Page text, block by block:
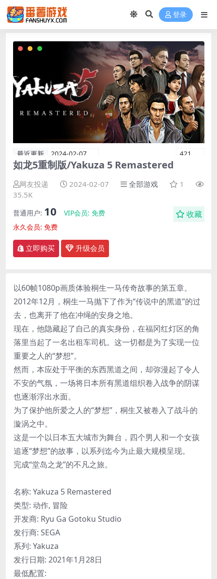
登录
最近更新 2024-02-07 421
如龙5重制版/Yakuza 5 Remastered
网友投递 2024-02-07 全部游戏
1
35.5K
普通用户: 10 VIP会员: 免费
永久会员: 免费
收藏
立即购买 升级会员
以60帧1080p画质体验桐生一马传奇故事的第五章。
2012年12月，桐生一马抛下了作为“传说中的黑道”的过
去，也离开了他在冲绳的安身之地。
现在，他隐藏起了自己的真实身份，在福冈红灯区的角
落里当起了一名出租车司机。这一切都是为了实现一位
重要之人的“梦想”。
然而，本应处于平衡的东西黑道之间，却弥漫起了令人
不安的气氛，一场将日本所有黑道组织卷入战争的阴谋
也逐渐浮出水面。
为了保护他所爱之人的“梦想”，桐生又被卷入了战斗的
漩涡之中。
这是一个以日本五大城市为舞台，四个男人和一个女孩
追逐“梦想”的故事，以系列迄今为止最大规模呈现。
完成“堂岛之龙”的不凡之旅。
名称: Yakuza 5 Remastered
类型: 动作, 冒险
开发商: Ryu Ga Gotoku Studio
发行商: SEGA
系列: Yakuza
发行日期: 2021年1月28日
最低配置: